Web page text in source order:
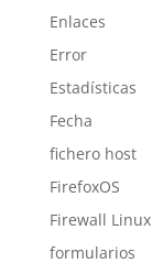
Enlaces
Error
Estadísticas
Fecha
fichero host
FirefoxOS
Firewall Linux
formularios